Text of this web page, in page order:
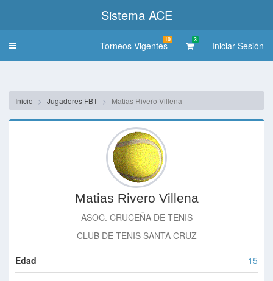
Sistema ACE
Toggle
Torneos Vigentes
10 3
Iniciar Sesión
Inicio Jugadores FBT Matias Rivero Villena
Matias Rivero Villena
ASOC. CRUCEÑA DE TENIS
CLUB DE TENIS SANTA CRUZ
Edad 15